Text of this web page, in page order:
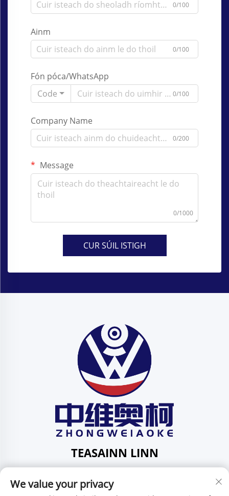
0/100
Ainm
0/100
Fón póca/WhatsApp
Code
0/100
Company Name
0/200
Message
0/1000
CUR SÚIL ISTIGH
TEASAINN LINN
Pingdi Subdistrict shenzhen guangdong China
We value your privacy